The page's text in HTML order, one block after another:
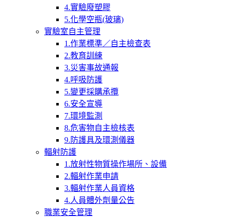
4.實驗廢塑膠
5.化學空瓶(玻璃)
實驗室自主管理
1.作業標準／自主檢查表
2.教育訓練
3.災害事故通報
4.呼吸防護
5.變更採購承攬
6.安全宣導
7.環境監測
8.危害物自主檢核表
9.防護具及環測儀器
輻射防護
1.放射性物質操作場所、設備
2.輻射作業申請
3.輻射作業人員資格
4.人員體外劑量公告
職業安全管理